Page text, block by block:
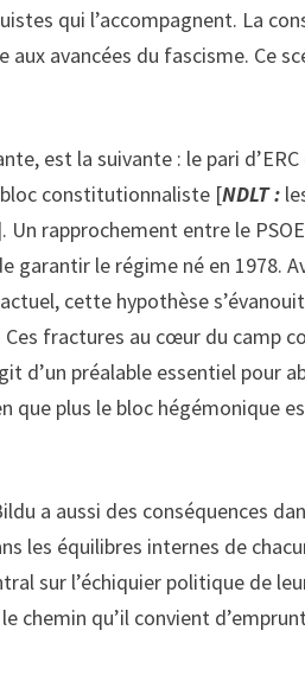
qui l’accompagnent. La
avancées du fascisme. Ce
est la suivante : le pari
constitutionnaliste [NDLT :
rapprochement entre le
le régime né en 1978.
cette hypothèse
fractures au cœur du camp
d’un préalable essentiel pour
plus le bloc hégémonique
a aussi des conséquences
les équilibres internes de
sur l’échiquier politique de
qu’il convient